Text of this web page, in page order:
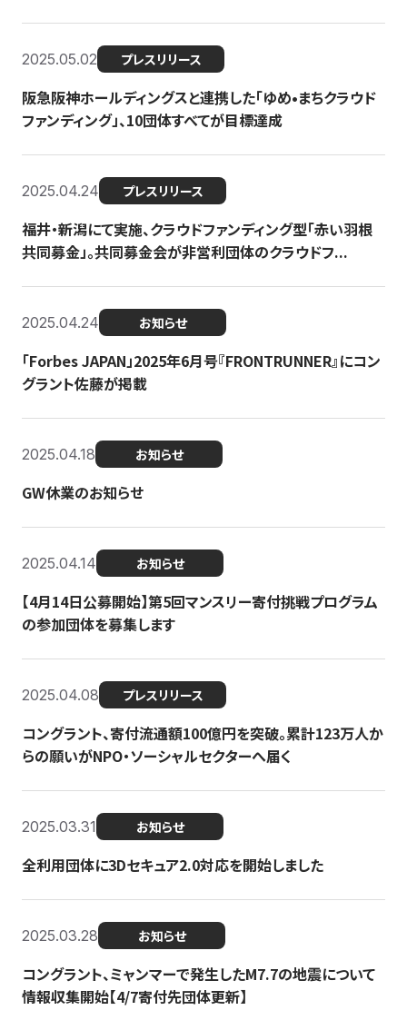
2025.05.02 プレスリリース
阪急阪神ホールディングスと連携した「ゆめ•まちクラウド
ファンディング」、10団体すべてが目標達成
2025.04.24 プレスリリース
福井・新潟にて実施、クラウドファンディング型「赤い羽根
共同募金」。共同募金会が非営利団体のクラウドフ...
2025.04.24 お知らせ
「Forbes JAPAN」2025年6月号『FRONTRUNNER』にコン
グラント佐藤が掲載
2025.04.18 お知らせ
GW休業のお知らせ
2025.04.14 お知らせ
【4月14日公募開始】第5回マンスリー寄付挑戦プログラム
の参加団体を募集します
2025.04.08 プレスリリース
コングラント、寄付流通額100億円を突破。累計123万人か
らの願いがNPO・ソーシャルセクターへ届く
2025.03.31 お知らせ
全利用団体に3Dセキュア2.0対応を開始しました
2025.03.28 お知らせ
コングラント、ミャンマーで発生したM7.7の地震について
情報収集開始【4/7寄付先団体更新】